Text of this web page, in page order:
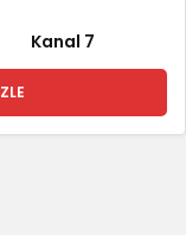
Kanal 7